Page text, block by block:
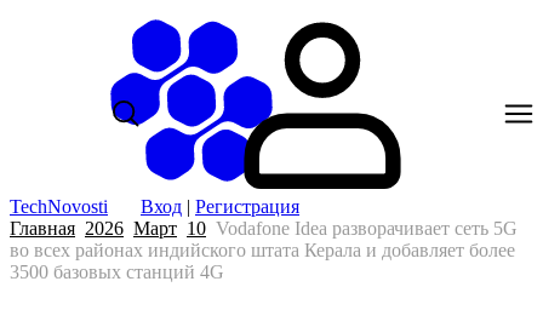
TechNovosti Вход | Регистрация
Главная 2026 Март 10 Vodafone Idea разворачивает сеть 5G
во всех районах индийского штата Керала и добавляет более
3500 базовых станций 4G